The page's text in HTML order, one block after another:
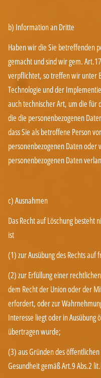
b) Information an Dritte
Haben wir die Sie betreffenden
gemacht und sind wir gem.
verpflichtet, so treffen wir unter
Technologie und der
auch technischer Art, um die
die die personenbezogenen
dass Sie als betroffene Person
personenbezogenen Daten
personenbezogenen Daten
c) Ausnahmen
Das Recht auf Löschung
ist
(1) zur Ausübung des Rechts
(2) zur Erfüllung einer
dem Recht der Union oder der
erfordert, oder zur
Interesse liegt oder in
übertragen wurde;
(3) aus Gründen des
Gesundheit gemäß Art.9 Abs.2